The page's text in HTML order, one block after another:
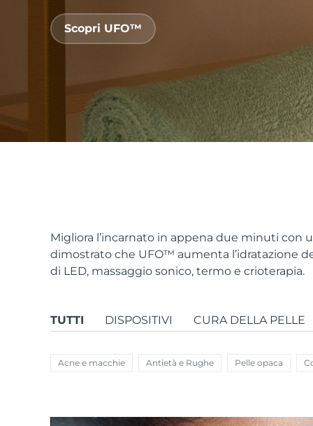
Scopri UFO™
Migliora l’incarnato in appena due minuti
dimostrato che UFO™ aumenta l’idratazione
di LED, massaggio sonico, termo e crioterapia.
TUTTI DISPOSITIVI CURA DELLA PELLE
Acne e macchie Antietà e Rughe Pelle opaca
BREAKING NEWS
FAQ™ Dual LED Panel
Offerte speciali Bestseller